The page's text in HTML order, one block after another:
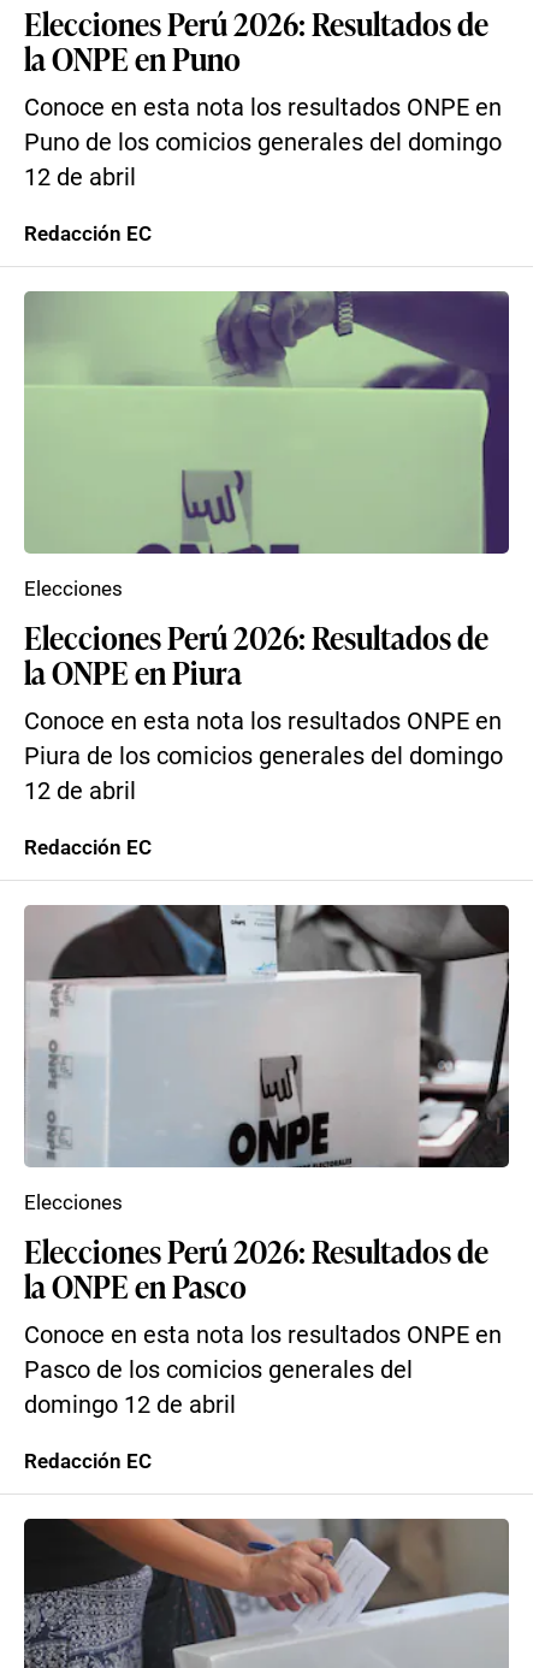
Elecciones Perú 2026: Resultados de
la ONPE en Puno
Conoce en esta nota los resultados ONPE en
Puno de los comicios generales del domingo
12 de abril
Redacción EC
Elecciones Perú 2026: Resultados de
la ONPE en Piura
Conoce en esta nota los resultados ONPE en
Piura de los comicios generales del domingo
12 de abril
Elecciones
Redacción EC
Elecciones Perú 2026: Resultados de
la ONPE en Pasco
Conoce en esta nota los resultados ONPE en
Pasco de los comicios generales del
domingo 12 de abril
Elecciones
Redacción EC